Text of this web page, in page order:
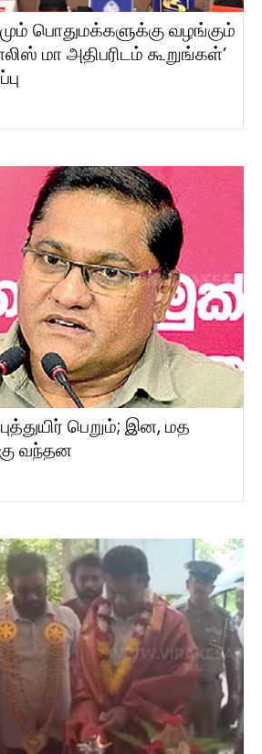
பொதுமக்களுக்கு வழங்கும்
மா அதிபரிடம் கூறுங்கள்’
பெறும்; இன, மத
வந்தன